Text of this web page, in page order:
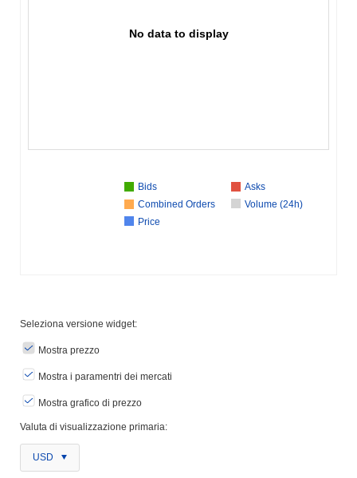
No data to display
Bids
Asks
Combined Orders
Volume (24h)
Price
Seleziona versione widget:
Mostra prezzo
Mostra i paramentri dei mercati
Mostra grafico di prezzo
Valuta di visualizzazione primaria:
USD